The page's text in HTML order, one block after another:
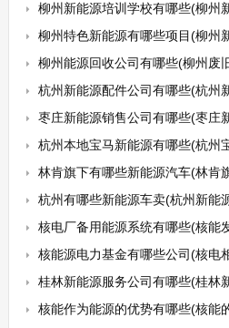
柳州新能源培训学校有哪些(柳州
柳州特色新能源有哪些项目(柳州
柳州能源回收公司有哪些(柳州废
杭州新能源配件公司有哪些(杭州
枣庄新能源销售公司有哪些(枣庄
杭州本地宝马新能源有哪些(杭州
林肯旗下有哪些新能源汽车(林肯
杭州有哪些新能源车卖(杭州新能
核电厂备用能源系统有哪些(核能
核能源电力基金有哪些公司(核电
桂林新能源服务公司有哪些(桂林
核能作为能源的优势有哪些(核能